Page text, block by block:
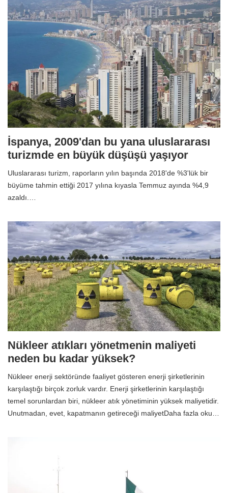
İspanya, 2009'dan bu yana uluslararası
turizmde en büyük düşüşü yaşıyor
Uluslararası turizm, raporların yılın başında 2018'de %3'lük bir
büyüme tahmin ettiği 2017 yılına kıyasla Temmuz ayında %4,9
azaldı.…
Nükleer atıkları yönetmenin maliyeti
neden bu kadar yüksek?
Nükleer enerji sektöründe faaliyet gösteren enerji şirketlerinin
karşılaştığı birçok zorluk vardır. Enerji şirketlerinin karşılaştığı
temel sorunlardan biri, nükleer atık yönetiminin yüksek maliyetidir.
Unutmadan, evet, kapatmanın getireceği maliyetDaha fazla oku…